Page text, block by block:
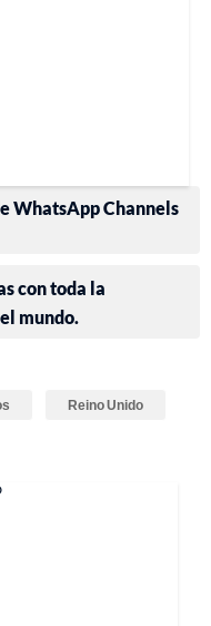
WhatsApp Channels
con toda la
mundo.
Reino Unido